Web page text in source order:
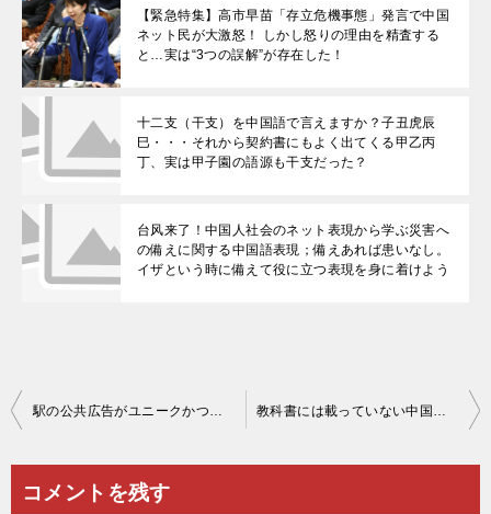
【緊急特集】高市早苗「存立危機事態」発言で中国
ネット民が大激怒！ しかし怒りの理由を精査する
と…実は“3つの誤解”が存在した！
十二支（干支）を中国語で言えますか？子丑虎辰
巳・・・それから契約書にもよく出てくる甲乙丙
丁、実は甲子園の語源も干支だった？
台风来了！中国人社会のネット表現から学ぶ災害へ
の備えに関する中国語表現；備えあれば患いなし。
イザという時に備えて役に立つ表現を身に着けよう
投
コメントを残す